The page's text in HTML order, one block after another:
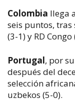
Colombia llega
seis puntos,
(3-1) y RD Congo
Portugal, por
después del
selección
uzbekos (5-0).